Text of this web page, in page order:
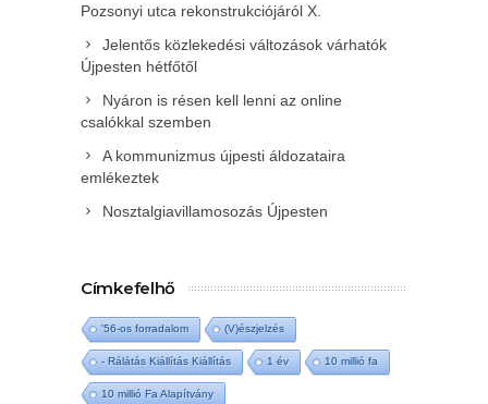
Pozsonyi utca rekonstrukciójáról X.
Jelentős közlekedési változások várhatók
Újpesten hétfőtől
Nyáron is résen kell lenni az online
csalókkal szemben
A kommunizmus újpesti áldozataira
emlékeztek
Nosztalgiavillamosozás Újpesten
Címkefelhő
'56-os forradalom (V)észjelzés
- Rálátás Kiállítás Kiállítás 1 év 10 millió fa
10 millió Fa Alapítvány